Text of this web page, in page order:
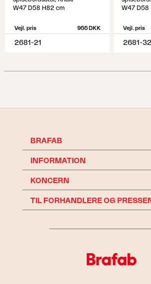
W47 D58 H82 cm
Vejl. pris 955 DKK
2681-21
W47 D58
Vejl. pris
2681-32
BRAFAB
INFORMATION
KONCERN
TIL FORHANDLERE OG